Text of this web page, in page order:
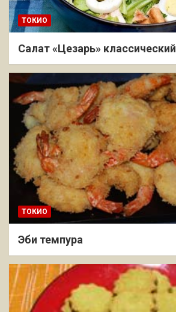
ТОКИО
Салат «Цезарь» классический
ТОКИО
Эби темпура